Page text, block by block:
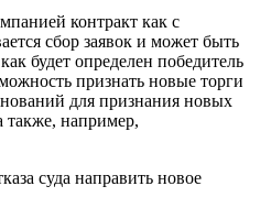
контракт как с
сбор заявок и может быть
будет определен победитель
признать новые торги
для признания новых
также, например,
суда направить новое